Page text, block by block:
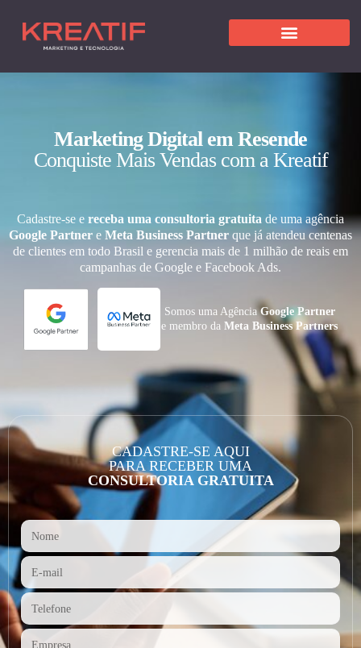
Marketing Digital em Resende
Conquiste Mais Vendas com a Kreatif
Cadastre-se e receba uma consultoria gratuita de uma agência
Google Partner e Meta Business Partner que já atendeu centenas
de clientes em todo Brasil e gerencia mais de 1 milhão de reais em
campanhas de Google e Facebook Ads.
Somos uma AgênciaGoogle Partner
e membro daMeta Business Partners
CADASTRE-SE AQUI
PARA RECEBER UMA
CONSULTORIA GRATUITA